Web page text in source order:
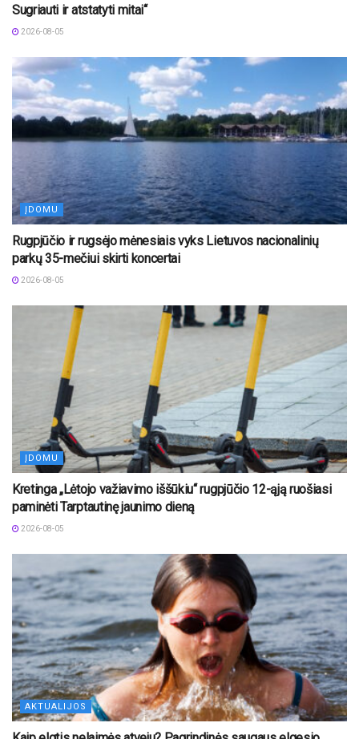
Sugriauti ir atstatyti mitai“
2026-08-05
ĮDOMU
Rugpjūčio ir rugsėjo mėnesiais vyks Lietuvos nacionalinių
parkų 35-mečiui skirti koncertai
2026-08-05
ĮDOMU
Kretinga „Lėtojo važiavimo iššūkiu“ rugpjūčio 12-ąją ruošiasi
paminėti Tarptautinę jaunimo dieną
2026-08-05
AKTUALIJOS